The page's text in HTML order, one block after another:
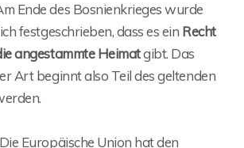
Ende des Bosnienkrieges wurde
festgeschrieben, dass es ein Recht
angestammte Heimatgibt. Das
Art beginnt also Teil des geltenden
Europäische Union hat den